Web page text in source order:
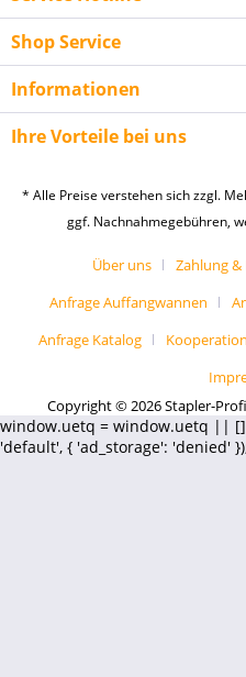
Shop Service
Informationen
Ihre Vorteile bei uns
* Alle Preise verstehen sich zzgl.
ggf. Nachnahmegebühren,
Über uns Zahlung
Anfrage Auffangwannen
Anfrage Katalog
Copyright © 2026 Stapler-
window.uetq = window.uetq ||
'default', { 'ad_storage': 'denied'